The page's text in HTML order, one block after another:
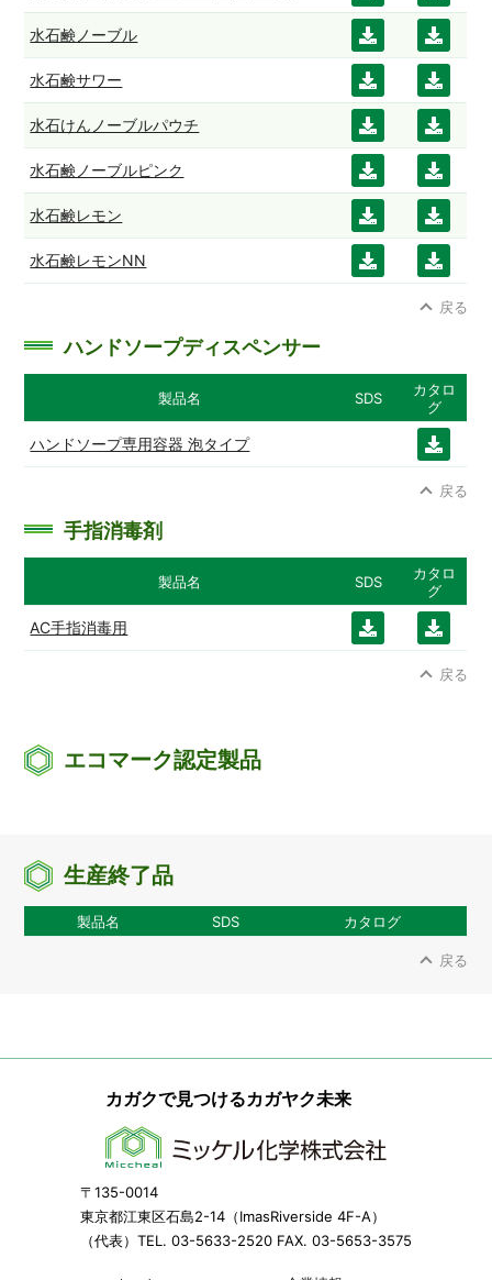
ンロ
ード
ンロ
ード
水石鹸ノーブル
ダウ
ンロ
ード
ダウ
ンロ
ード
水石鹸サワー
ダウ
ンロ
ード
ダウ
ンロ
ード
水石けんノーブルパウチ
ダウ
ンロ
ード
ダウ
ンロ
ード
水石鹸ノーブルピンク
ダウ
ンロ
ード
ダウ
ンロ
ード
水石鹸レモン
ダウ
ンロ
ード
ダウ
ンロ
ード
水石鹸レモンNN
ダウ
ダウ
戻る
ハンドソープディスペンサー
製品名 SDS
カタロ
グ
ハンドソープ専用容器 泡タイプ
ダウ
戻る
手指消毒剤
製品名 SDS
カタロ
グ
AC手指消毒用
ダウ
ダウ
戻る
エコマーク認定製品
生産終了品
製品名 SDS カタログ
戻る
カガクで見つけるカガヤク未来
〒135-0014
東京都江東区石島2-14（ImasRiverside 4F-A）
（代表）TEL. 03-5633-2520 FAX. 03-5653-3575